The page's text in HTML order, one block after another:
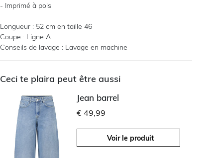
- Imprimé à pois
Longueur : 52 cm en taille 46
Coupe : Ligne A
Conseils de lavage : Lavage en machine
Ceci te plaira peut être aussi
Jean barrel
€ 49,99
Voir le produit